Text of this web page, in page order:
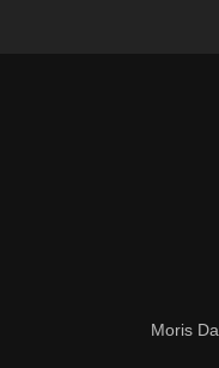
Moris